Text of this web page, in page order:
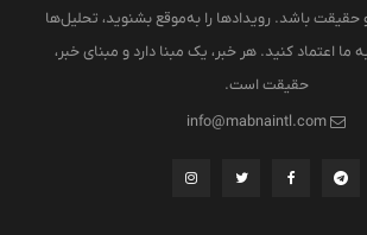
حقیقت باشد. رویدادها را به‌موقع بشنوید، تحلیل‌ها
ما اعتماد کنید. هر خبر، یک مبنا دارد و مبنای خبر،
حقیقت است.
info@mabnaintl.com